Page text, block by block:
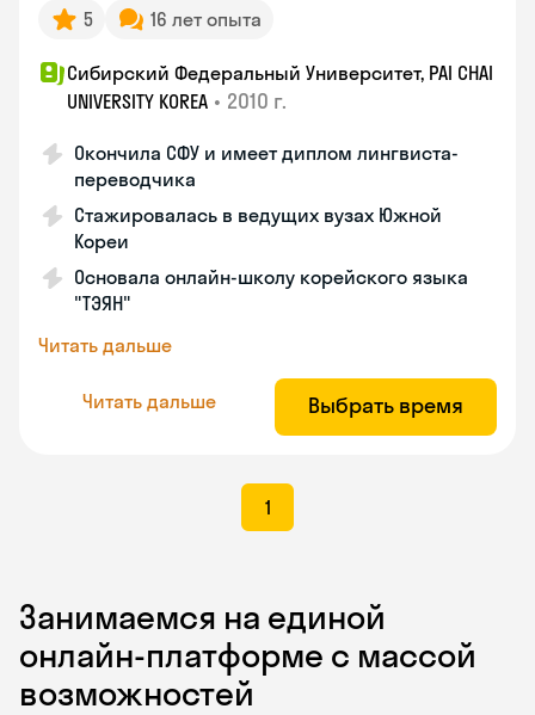
5 16 лет опыта
Сибирский Федеральный Университет, PAI CHAI
UNIVERSITY KOREA • 2010 г.
Окончила СФУ и имеет диплом лингвиста-
переводчика
Стажировалась в ведущих вузах Южной
Кореи
Основала онлайн-школу корейского языка
"ТЭЯН"
Читать дальше
Читать дальше Выбрать время
1
Занимаемся на единой
онлайн-платформе с массой
возможностей